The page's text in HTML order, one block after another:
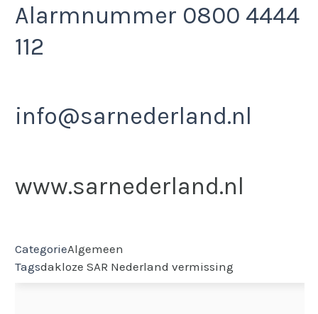
Alarmnummer 0800 4444
112
info@sarnederland.nl
www.sarnederland.nl
CategorieAlgemeen
Tagsdakloze SAR Nederland vermissing